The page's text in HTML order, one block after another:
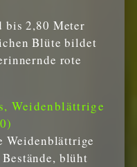
bis 2,80 Meter
Blüte bildet
rote
Weidenblättrige
blüht